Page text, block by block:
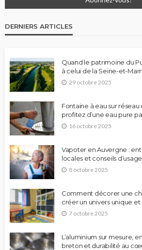
DERNIERS ARTICLES
Quand le patrimoine du
à celui de la Seine-et-
29 octobre 2025
Fontaine à eau sur réseau
profitez d’une eau pure
16 octobre 2025
Vapoter en Auvergne :
locales et conseils d’usage
8 octobre 2025
Comment décorer une
créer un univers unique et
7 octobre 2025
L’aluminium sur mesure,
breton et durabilité au